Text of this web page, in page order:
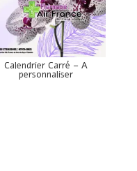
Calendrier Carré – A
personnaliser